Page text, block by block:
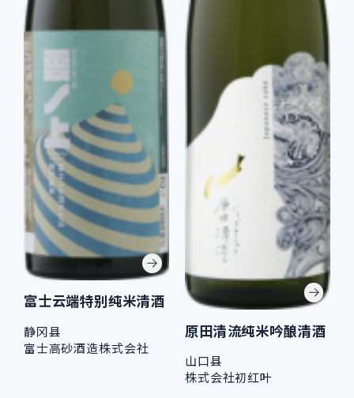
富士云端特别纯米清酒
静冈县
富士高砂酒造株式会社
原田清流纯米吟酿清酒
山口县
株式会社初红叶